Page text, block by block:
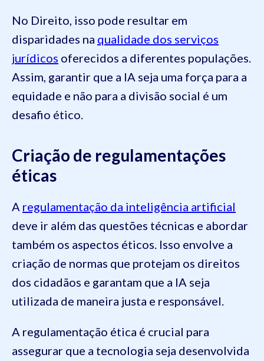
No Direito, isso pode resultar em
disparidades na qualidade dos serviços
jurídicos oferecidos a diferentes populações.
Assim, garantir que a IA seja uma força para a
equidade e não para a divisão social é um
desafio ético.
Criação de regulamentações
éticas
A regulamentação da inteligência artificial
deve ir além das questões técnicas e abordar
também os aspectos éticos. Isso envolve a
criação de normas que protejam os direitos
dos cidadãos e garantam que a IA seja
utilizada de maneira justa e responsável.
A regulamentação ética é crucial para
assegurar que a tecnologia seja desenvolvida